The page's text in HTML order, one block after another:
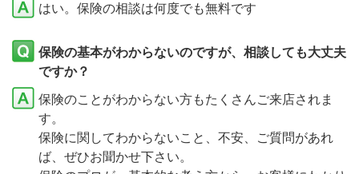
はい。保険の相談は何度でも無料です
保険の基本がわからないのですが、相談しても大丈夫
ですか？
保険のことがわからない方もたくさんご来店されま
す。
保険に関してわからないこと、不安、ご質問があれ
ば、ぜひお聞かせ下さい。